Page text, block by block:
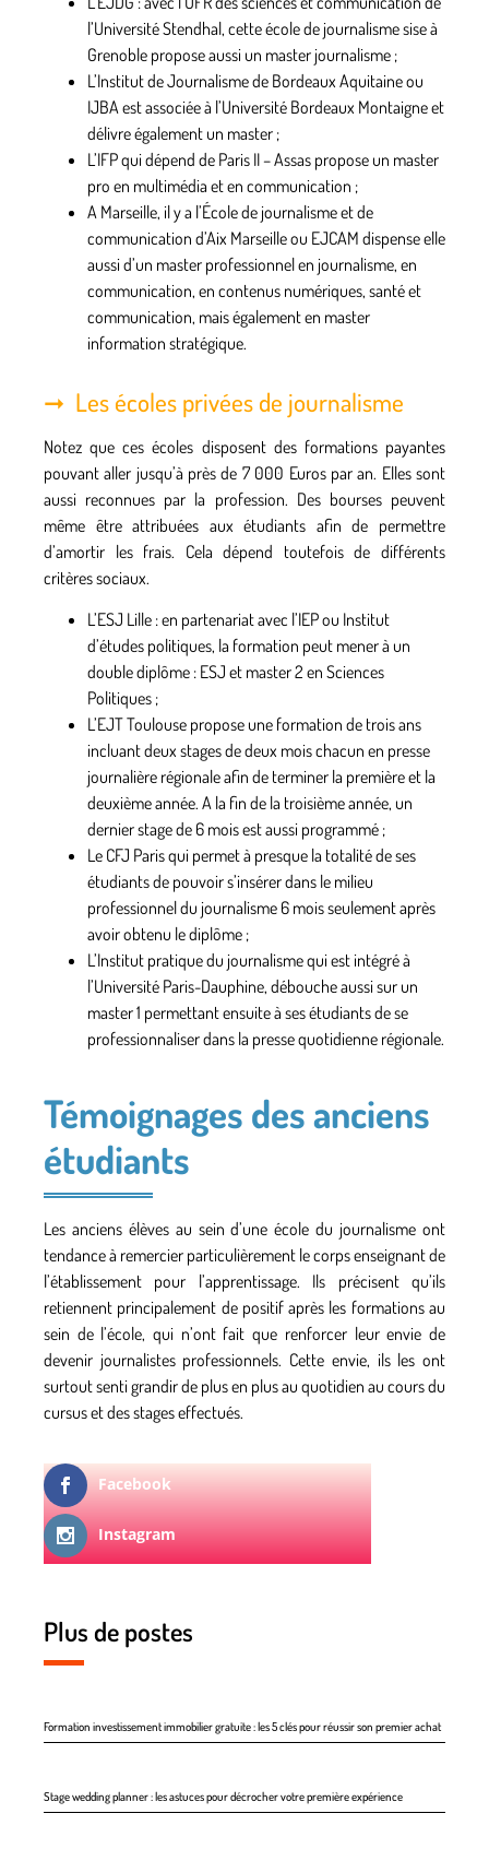
l’Université Stendhal, cette école de journalisme sise à
Grenoble propose aussi un master journalisme ;
L’Institut de Journalisme de Bordeaux Aquitaineou
IJBA est associée à l’Université Bordeaux Montaigne et
délivre également un master ;
L’IFPqui dépend de Paris II – Assas propose un master
pro en multimédia et en communication ;
A Marseille, il y a l’École de journalisme et de
communication d’Aix Marseilleou EJCAM dispense elle
aussi d’un master professionnel en journalisme, en
communication, en contenus numériques, santé et
communication, mais également en master
information stratégique.
Les écoles privées de journalisme
Notez que ces écoles disposent des formations payantes
pouvant aller jusqu’à près de 7 000 Euros par an. Elles sont
aussi reconnues par la profession. Des bourses peuvent
même être attribuées aux étudiants afin de permettre
d’amortir les frais. Cela dépend toutefois de différents
critères sociaux.
L’ESJ Lille : en partenariat avec l’IEP ou Institut
d’études politiques, la formation peut mener à un
double diplôme : ESJ et master 2 en Sciences
Politiques ;
L’EJT Toulouse propose une formation de trois ans
incluant deux stages de deux mois chacun en presse
journalière régionale afin de terminer la première et la
deuxième année. A la fin de la troisième année, un
dernier stage de 6 mois est aussi programmé ;
Le CFJ Parisqui permet à presque la totalité de ses
étudiants de pouvoir s’insérer dans le milieu
professionnel du journalisme 6 mois seulement après
avoir obtenu le diplôme ;
L’Institut pratique du journalisme qui est intégré à
l’Université Paris-Dauphine, débouche aussi sur un
master 1 permettant ensuite à ses étudiants de se
professionnaliser dans la presse quotidienne régionale.
Témoignages des anciens
étudiants
Les anciens élèves au sein d’une école du journalisme ont
tendance à remercier particulièrement le corps enseignant de
l’établissement pour l’apprentissage. Ils précisent qu’ils
retiennent principalement de positif après les formations au
sein de l’école, qui n’ont fait que renforcer leur envie de
devenir journalistes professionnels. Cette envie, ils les ont
surtout senti grandir de plus en plus au quotidien au cours du
cursus et des stages effectués.
Facebook
Instagram
Plus de postes
Formation investissement immobilier gratuite : les 5 clés pour réussir son premier achat
Stage wedding planner : les astuces pour décrocher votre première expérience